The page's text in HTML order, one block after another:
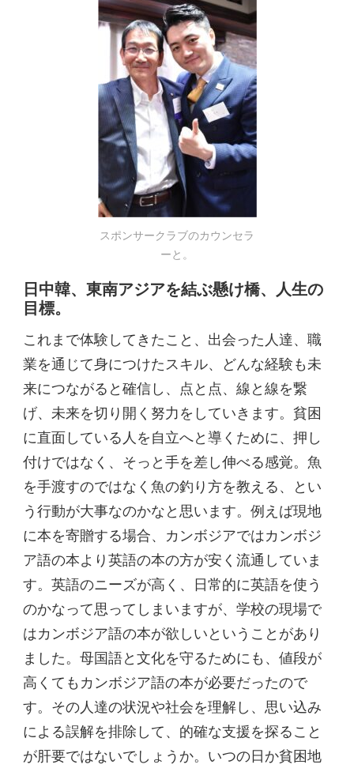
スポンサークラブのカウンセラ
ーと。
日中韓、東南アジアを結ぶ懸け橋、人生の
目標。
これまで体験してきたこと、出会った人達、職
業を通じて身につけたスキル、どんな経験も未
来につながると確信し、点と点、線と線を繋
げ、未来を切り開く努力をしていきます。貧困
に直面している人を自立へと導くために、押し
付けではなく、そっと手を差し伸べる感覚。魚
を手渡すのではなく魚の釣り方を教える、とい
う行動が大事なのかなと思います。例えば現地
に本を寄贈する場合、カンボジアではカンボジ
ア語の本より英語の本の方が安く流通していま
す。英語のニーズが高く、日常的に英語を使う
のかなって思ってしまいますが、学校の現場で
はカンボジア語の本が欲しいということがあり
ました。母国語と文化を守るためにも、値段が
高くてもカンボジア語の本が必要だったので
す。その人達の状況や社会を理解し、思い込み
による誤解を排除して、的確な支援を探ること
が肝要ではないでしょうか。いつの日か貧困地